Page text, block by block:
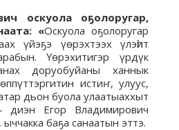
оскуола оҕолоругар,
«Оскуола оҕолоругар
үйэҕэ үөрэхтээх үлэһит
Үөрэхитигэр үрдүк
доруобуйаны ханнык
истиҥ, улуус,
дьон буола улаатыаххыт
Егор Владимирович
баҕа санаатын эттэ.